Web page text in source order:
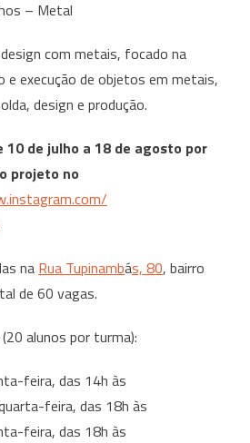
– Metal
com metais, focado na
e execução de objetos em metais,
design e produção.
de julho a 18 de agosto por
projeto no
na Rua Tupinambás, 80, bairro
de 60 vagas.
alunos por turma):
feira, das 14h às
feira, das 18h às
feira, das 18h às